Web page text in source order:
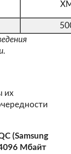
их
(Samsung
Мбайт